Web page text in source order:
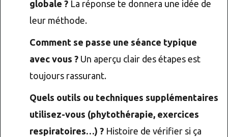
globale ?La réponse te donnera une idée de
leur méthode.
Comment se passe une séance typique
avec vous ?Un aperçu clair des étapes est
toujours rassurant.
Quels outils ou techniques supplémentaires
utilisez-vous (phytothérapie, exercices
respiratoires…) ?Histoire de vérifier si ça